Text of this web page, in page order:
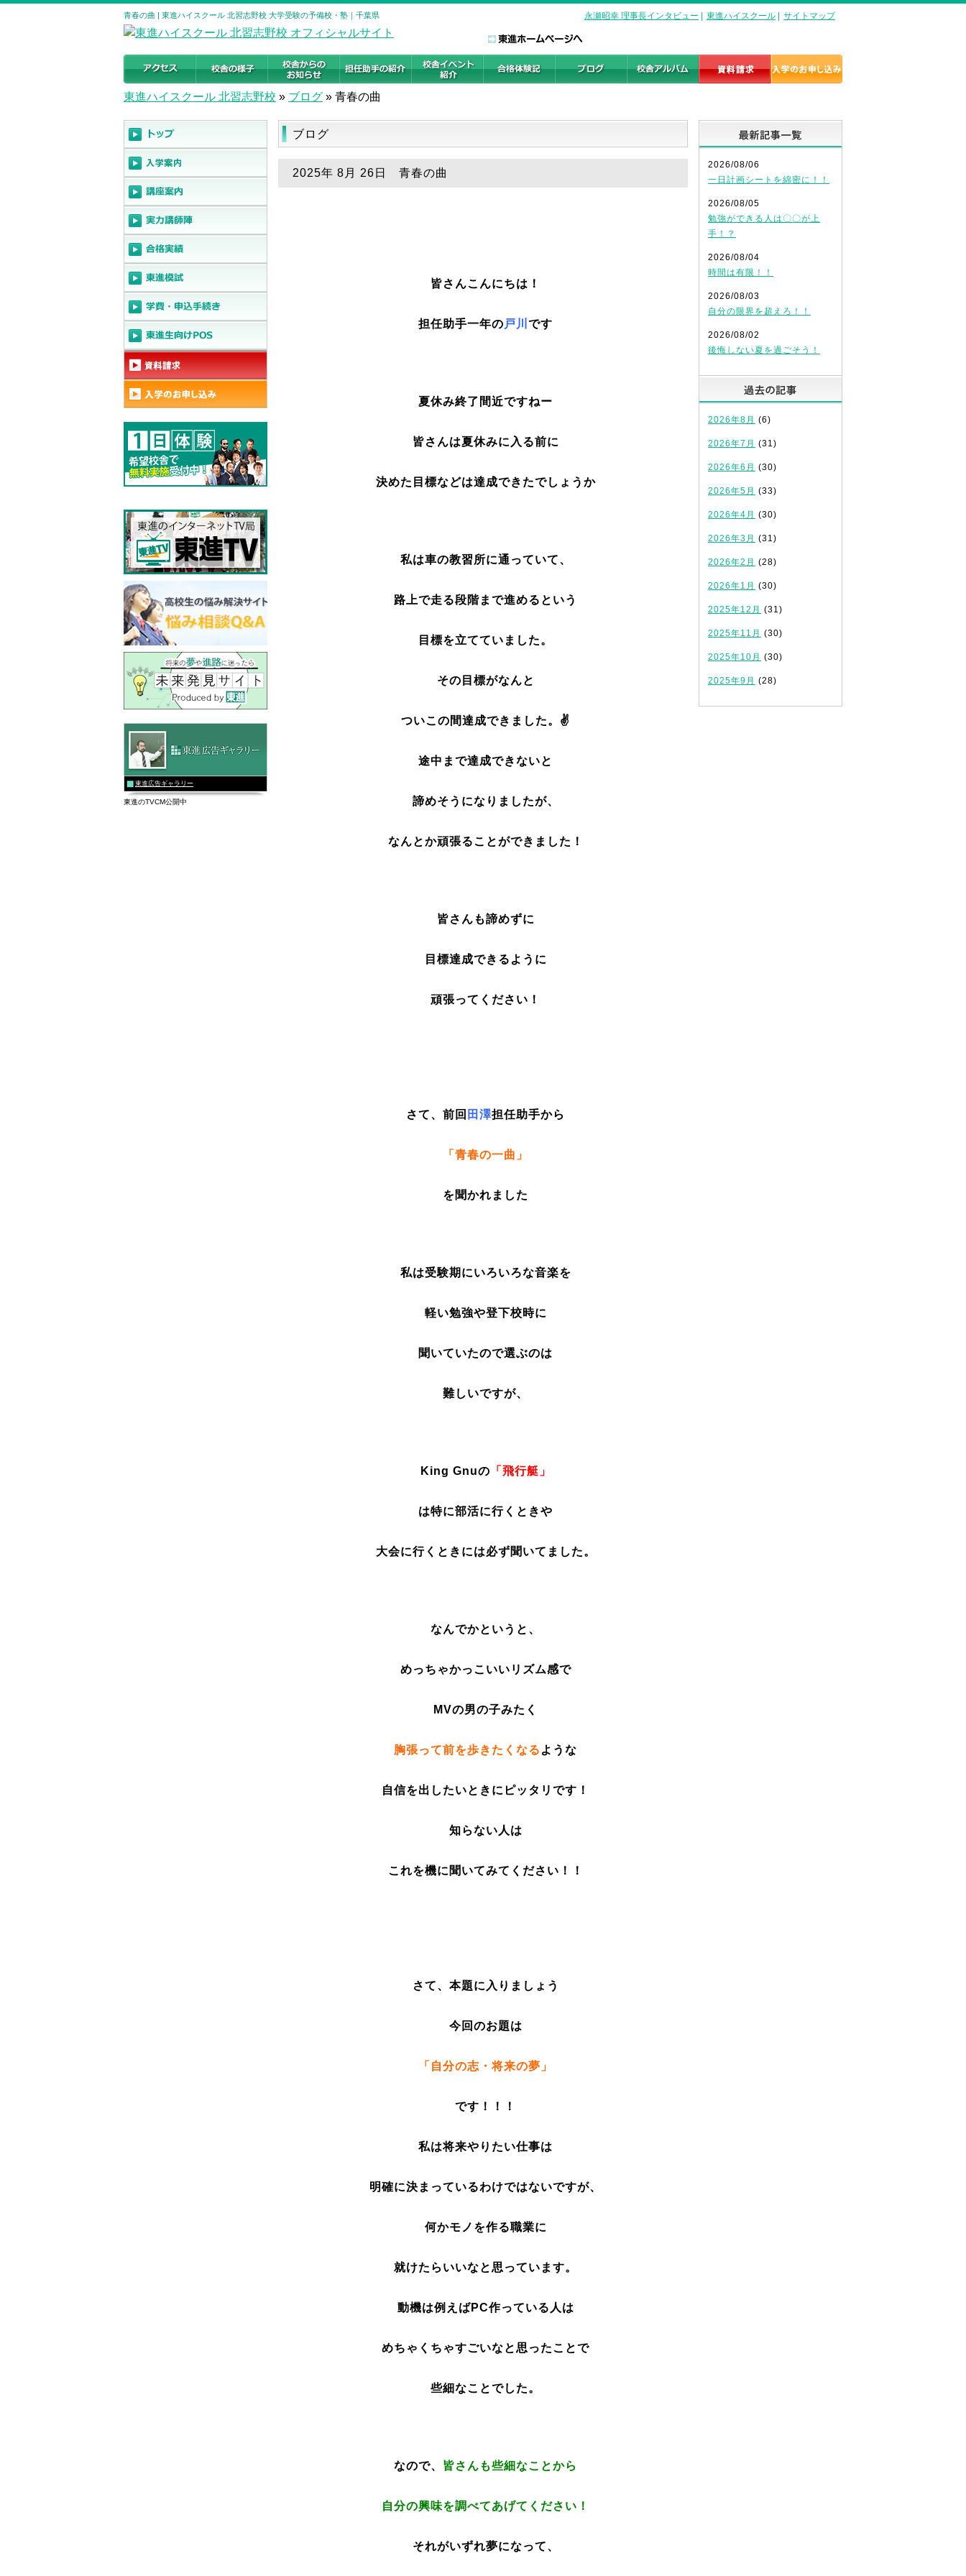
青春の曲 | 東進ハイスクール 北習志野校 大学受験の予備校・塾｜千葉県 永瀬昭幸 理事長インタビュー 東進ハイスクール サイトマップ
東進ハイスクール 北習志野校 » ブログ » 青春の曲
ブログ
2025年 8月 26日 青春の曲
皆さんこんにちは！
担任助手一年の 戸川 です
夏休み終了間近ですねー
皆さんは夏休みに入る前に
決めた目標などは達成できたでしょうか
私は車の教習所に通っていて、
路上で走る段階まで進めるという
目標を立てていました。
その目標がなんと
ついこの間達成できました。✌
途中まで達成できないと
諦めそうになりましたが、
なんとか頑張ることができました！
皆さんも諦めずに
目標達成できるように
頑張ってください！
さて、前回 田澤担任助手から
「青春の一曲」
を聞かれました
私は受験期にいろいろな音楽を
軽い勉強や登下校時に
聞いていたので選ぶのは
難しいですが、
King Gnuの 「飛行艇」
は特に部活に行くときや
大会に行くときには必ず聞いてました。
なんでかというと、
めっちゃかっこいいリズム感で
MVの男の子みたく
胸張って前を歩きたくなる ような
自信を出したいときにピッタリです！
知らない人は
これを機に聞いてみてください！！
さて、本題に入りましょう
今回のお題は
「自分の志・将来の夢」
です！！！
私は将来やりたい仕事は
明確に決まっているわけではないですが、
何かモノを作る職業に
就けたらいいなと思っています。
動機は例えばPC作っている人は
めちゃくちゃすごいなと思ったことで
些細なことでした。
なので、 皆さんも些細なことから
自分の興味を調べてあげてください！
それがいずれ夢になって、
2026/08/06
一日計画シートを綿密に！！
2026/08/05
勉強ができる人は〇〇が上
手！？
2026/08/04
時間は有限！！
2026/08/03
自分の限界を超えろ！！
2026/08/02
後悔しない夏を過ごそう！
2026年8月 (6)
2026年7月 (31)
2026年6月 (30)
2026年5月 (33)
2026年4月 (30)
2026年3月 (31)
2026年2月 (28)
2026年1月 (30)
2025年12月 (31)
2025年11月 (30)
2025年10月 (30)
2025年9月 (28)
東進広告ギャラリー
東進のTVCM公開中